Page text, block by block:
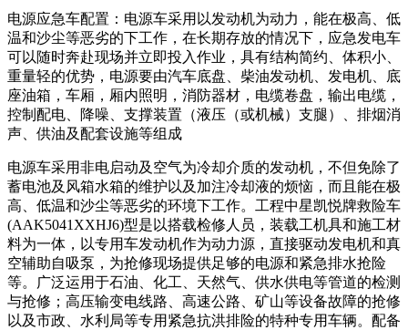
电源应急车配置：电源车采用以发动机为动力，能在极高、低
温和沙尘等恶劣的下工作，在长期存放的情况下，应急发电车
可以随时奔赴现场并立即投入作业，具有结构简约、体积小、
重量轻的优势，电源要由汽车底盘、柴油发动机、发电机、底
座油箱，车厢，厢内照明，消防器材，电缆卷盘，输出电缆，
控制配电、降噪、支撑装置（液压（或机械）支腿）、排烟消
声、供油及配套设施等组成
电源车采用非电启动及空气为冷却介质的发动机，不但免除了
蓄电池及风箱水箱的维护以及加注冷却液的烦恼，而且能在极
高、低温和沙尘等恶劣的环境下工作。工程中星凯悦牌救险车
(AAK5041XXHJ6)型是以搭载检修人员，装载工机具和施工材
料为一体，以专用车发动机作为动力源，直接驱动发电机和真
空辅助自吸泵，为抢修现场提供足够的电源和紧急排水抢险
等。广泛运用于石油、化工、天然气、供水供电等管道的检测
与抢修；高压输变电线路、高速公路、矿山等设备故障的抢修
以及市政、水利局等专用紧急抗洪排险的特种专用车辆。配备